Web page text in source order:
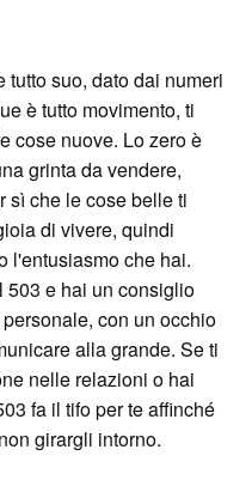
suo, dato dai numeri
è tutto movimento, ti
cose nuove. Lo zero è
grinta da vendere,
sì che le cose belle ti
di vivere, quindi
l'entusiasmo che hai.
503 e hai un consiglio
con un occhio
alla grande. Se ti
nelle relazioni o hai
fa il tifo per te affinché
girargli intorno.